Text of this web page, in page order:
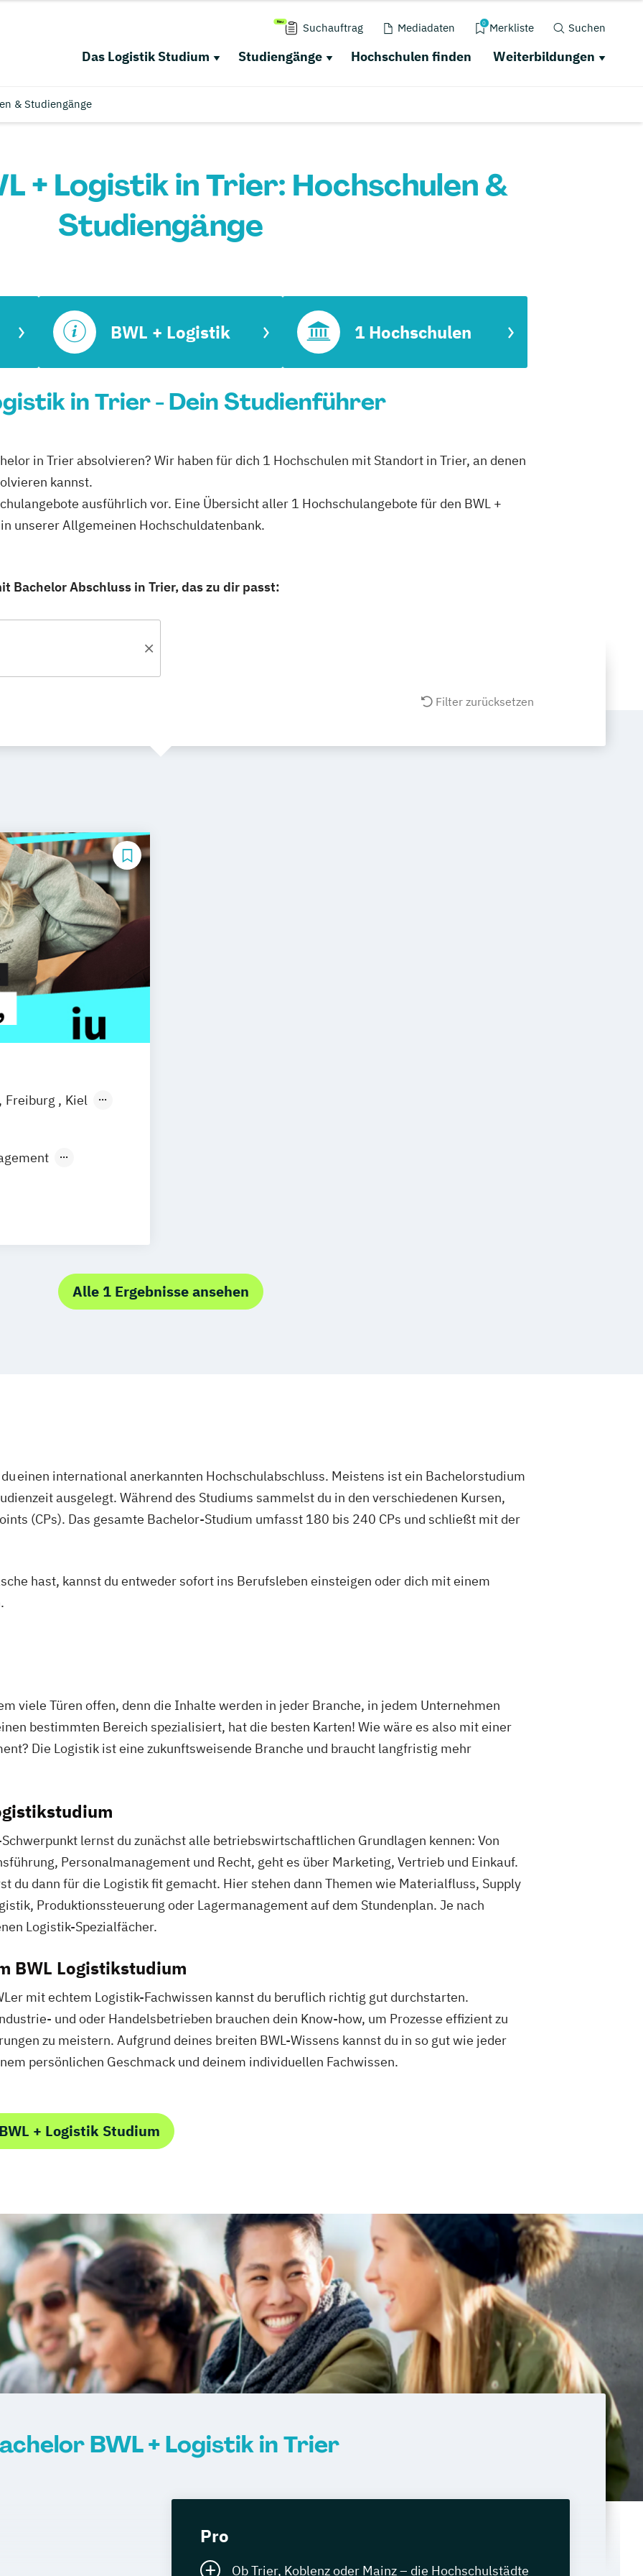
Suchauftrag Mediadaten 0 Merkliste Suchen
Das Logistik Studium Studiengänge Hochschulen finden Weiterbildungen
& Studiengänge
+ Logistik in Trier: Hochschulen &
Studiengänge
BWL + Logistik 1 Hochschulen
in Trier - Dein Studienführer
in Trier absolvieren? Wir haben für dich 1 Hochschulen mit Standort in Trier, an denen
kannst.
ausführlich vor. Eine Übersicht aller 1 Hochschulangebote für den BWL +
unserer Allgemeinen Hochschuldatenbank.
Bachelor Abschluss in Trier, das zu dir passt:
Filter zurücksetzen
Freiburg
Kiel
Neu-Ulm
Alle 1 Ergebnisse ansehen
einen international anerkannten Hochschulabschluss. Meistens ist ein Bachelorstudium
ausgelegt. Während des Studiums sammelst du in den verschiedenen Kursen,
(CPs). Das gesamte Bachelor-Studium umfasst 180 bis 240 CPs und schließt mit der
hast, kannst du entweder sofort ins Berufsleben einsteigen oder dich mit einem
viele Türen offen, denn die Inhalte werden in jeder Branche, in jedem Unternehmen
bestimmten Bereich spezialisiert, hat die besten Karten! Wie wäre es also mit einer
Die Logistik ist eine zukunftsweisende Branche und braucht langfristig mehr
lernst du zunächst alle betriebswirtschaftlichen Grundlagen kennen: Von
Personalmanagement und Recht, geht es über Marketing, Vertrieb und Einkauf.
du dann für die Logistik fit gemacht. Hier stehen dann Themen wie Materialfluss, Supply
Produktionssteuerung oder Lagermanagement auf dem Stundenplan. Je nach
Logistik-Spezialfächer.
BWL Logistikstudium
mit echtem Logistik-Fachwissen kannst du beruflich richtig gut durchstarten.
und oder Handelsbetrieben brauchen dein Know-how, um Prozesse effizient zu
zu meistern. Aufgrund deines breiten BWL-Wissens kannst du in so gut wie jeder
persönlichen Geschmack und deinem individuellen Fachwissen.
+ Logistik Studium
BWL + Logistik in Trier
Pro
Ob Trier, Koblenz oder Mainz – die Hochschulstädte